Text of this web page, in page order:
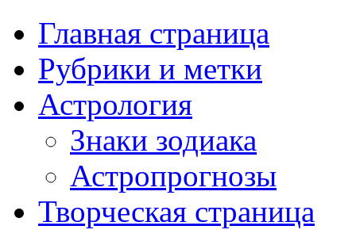
Главная страница
Рубрики и метки
Астрология
Знаки зодиака
Астропрогнозы
Творческая страница